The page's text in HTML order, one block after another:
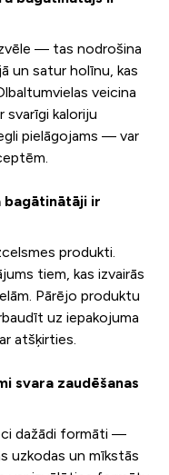
— tas nodrošina
un satur holīnu, kas
veicina
ir svarīgi kaloriju
pielāgojams — var
bagātinātāji ir
produkti.
tiem, kas izvairās
Pārējo produktu
uz iepakojuma
atšķirties.
svara zaudēšanas
dažādi formāti —
uzkodas un mīkstās